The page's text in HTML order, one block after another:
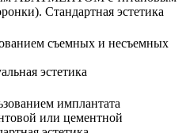
Стандартная эстетика
съемных и несъемных
эстетика
имплантата
или цементной